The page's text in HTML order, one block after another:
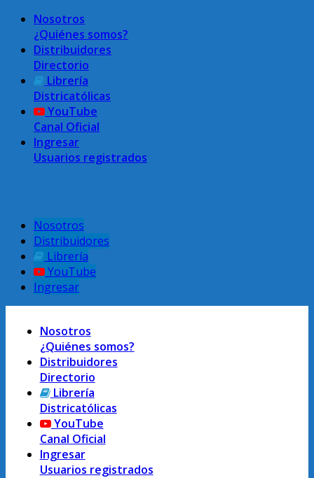
Nosotros
¿Quiénes somos?
Distribuidores
Directorio
Librería
Districatólicas
YouTube
Canal Oficial
Ingresar
Usuarios registrados
Nosotros
Distribuidores
Librería
YouTube
Ingresar
Nosotros
¿Quiénes somos?
Distribuidores
Directorio
Librería
Districatólicas
YouTube
Canal Oficial
Ingresar
Usuarios registrados